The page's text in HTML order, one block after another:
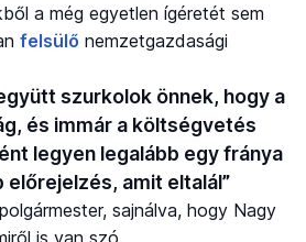
a még egyetlen ígéretét sem
felsülő nemzetgazdasági
szurkolok önnek, hogy a
és immár a költségvetés
legyen legalább egy fránya
előrejelzés, amit eltalál”
sajnálva, hogy Nagy
is van szó.